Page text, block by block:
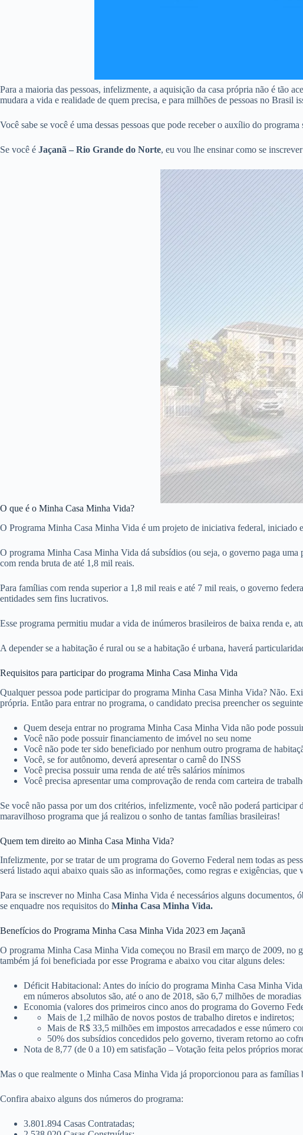
Para a maioria das pessoas, infelizmente, a aquisição da casa própria não é tão
mudara a vida e realidade de quem precisa, e para milhões de pessoas no Brasil
Você sabe se você é uma dessas pessoas que pode receber o auxílio do
Se você é Jaçanã – Rio Grande do Norte, eu vou lhe ensinar como se
O que é o Minha Casa Minha Vida?
O Programa Minha Casa Minha Vida é um projeto de iniciativa federal, iniciado
O programa Minha Casa Minha Vida dá subsídios (ou seja, o governo paga
com renda bruta de até 1,8 mil reais.
Para famílias com renda superior a 1,8 mil reais e até 7 mil reais, o governo
entidades sem fins lucrativos.
Esse programa permitiu mudar a vida de inúmeros brasileiros de baixa renda e,
A depender se a habitação é rural ou se a habitação é urbana, haverá
Requisitos para participar do programa Minha Casa Minha Vida
Qualquer pessoa pode participar do programa Minha Casa Minha Vida? Não.
própria. Então para entrar no programa, o candidato precisa preencher os
Quem deseja entrar no programa Minha Casa Minha Vida não pode
Você não pode possuir financiamento de imóvel no seu nome
Você não pode ter sido beneficiado por nenhum outro programa de
Você, se for autônomo, deverá apresentar o carnê do INSS
Você precisa possuir uma renda de até três salários mínimos
Você precisa apresentar uma comprovação de renda com carteira de
Se você não passa por um dos critérios, infelizmente, você não poderá
maravilhoso programa que já realizou o sonho de tantas famílias brasileiras!
Quem tem direito ao Minha Casa Minha Vida?
Infelizmente, por se tratar de um programa do Governo Federal nem todas as
será listado aqui abaixo quais são as informações, como regras e exigências,
Para se inscrever no Minha Casa Minha Vida é necessários alguns documentos,
se enquadre nos requisitos do Minha Casa Minha Vida.
Benefícios do Programa Minha Casa Minha Vida 2023 em Jaçanã
O programa Minha Casa Minha Vida começou no Brasil em março de 2009, no
também já foi beneficiada por esse Programa e abaixo vou citar alguns deles:
Déficit Habitacional: Antes do início do programa Minha Casa Minha
em números absolutos são, até o ano de 2018, são 6,7 milhões de
Economia (valores dos primeiros cinco anos do programa do Governo
Mais de 1,2 milhão de novos postos de trabalho diretos e indiretos;
Mais de R$ 33,5 milhões em impostos arrecadados e esse número
50% dos subsídios concedidos pelo governo, tiveram retorno ao
Nota de 8,77 (de 0 a 10) em satisfação – Votação feita pelos próprios
Mas o que realmente o Minha Casa Minha Vida já proporcionou para as famílias
Confira abaixo alguns dos números do programa:
3.801.894 Casas Contratadas;